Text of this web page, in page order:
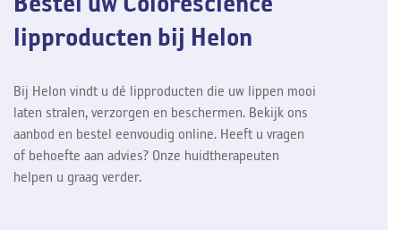
lipproducten bij Helon
Bij Helon vindt u dé lipproducten die uw lippen mooi
laten stralen, verzorgen en beschermen. Bekijk ons
aanbod en bestel eenvoudig online. Heeft u vragen
of behoefte aan advies? Onze huidtherapeuten
helpen u graag verder.